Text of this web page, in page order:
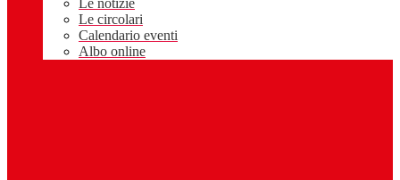
Le notizie
Le circolari
Calendario eventi
Albo online